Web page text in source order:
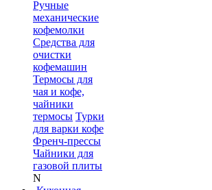
Ручные
механические
кофемолки
Средства для
очистки
кофемашин
Термосы для
чая и кофе,
чайники
термосы Турки
для варки кофе
Френч-прессы
Чайники для
газовой плиты
N